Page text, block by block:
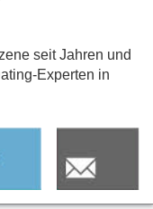
seit Jahren und
Experten in